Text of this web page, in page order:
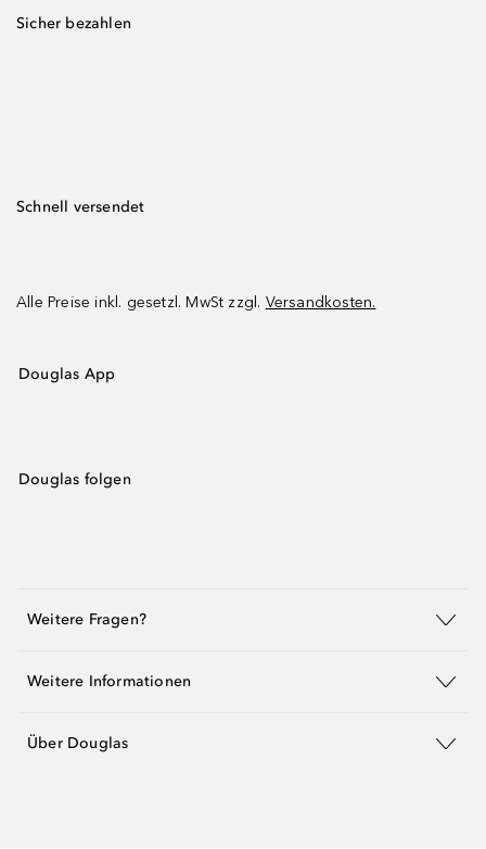
Sicher bezahlen
Schnell versendet
Alle Preise inkl. gesetzl. MwSt zzgl. Versandkosten.
Douglas App
Douglas folgen
Weitere Fragen?
Weitere Informationen
Über Douglas